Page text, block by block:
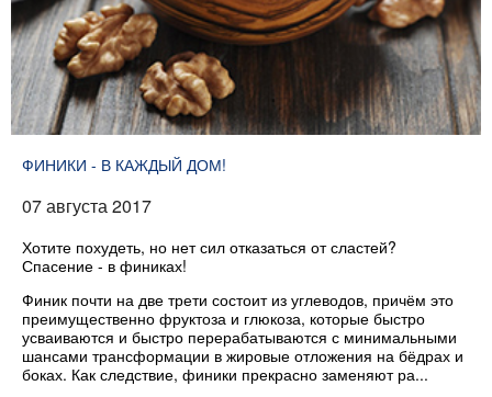
ФИНИКИ - В КАЖДЫЙ ДОМ!
07 августа 2017
Хотите похудеть, но нет сил отказаться от сластей?
Спасение - в финиках!
Финик почти на две трети состоит из углеводов, причём это
преимущественно фруктоза и глюкоза, которые быстро
усваиваются и быстро перерабатываются с минимальными
шансами трансформации в жировые отложения на бёдрах и
боках. Как следствие, финики прекрасно заменяют ра...